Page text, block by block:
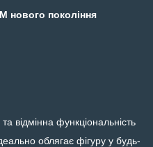
нового покоління
відмінна функціональність
облягає фігуру у будь-